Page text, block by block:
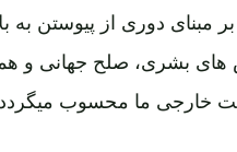
بر مبنای دوری از پیوستن
بشری، صلح جهانی و
خارجی ما محسوب